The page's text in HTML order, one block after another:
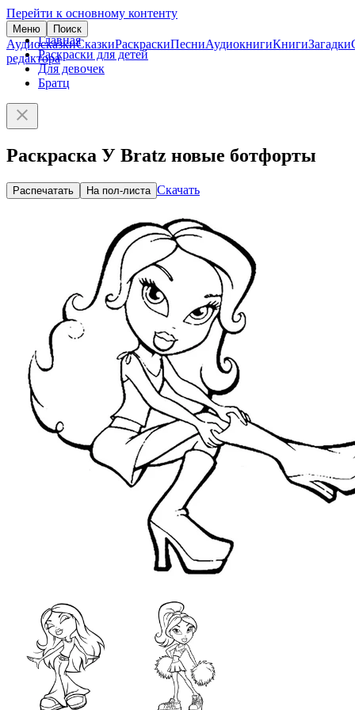
Перейти к основному контенту
Меню Поиск
АудиосказкиСказкиРаскраскиПесниАудиокнигиКнигиЗагадки
редактора
Главная
Раскраски для детей
Для девочек
Братц
Раскраска У Bratz новые ботфорты
Распечатать На пол-листа Скачать